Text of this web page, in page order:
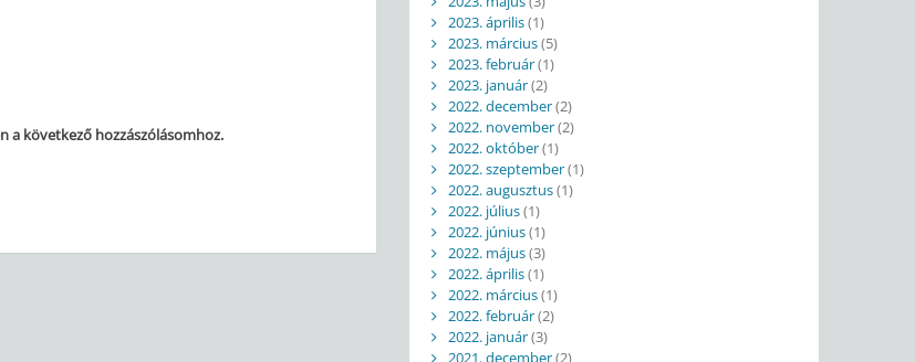
a következő hozzászólásomhoz.
2023. április(1)
2023. március(5)
2023. február(1)
2023. január(2)
2022. december(2)
2022. november(2)
2022. október(1)
2022. szeptember(1)
2022. augusztus(1)
2022. július(1)
2022. június(1)
2022. május(3)
2022. április(1)
2022. március(1)
2022. február(2)
2022. január(3)
2021. december(2)